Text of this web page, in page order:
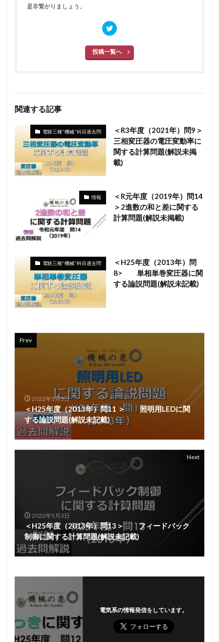
是非繋がりましょう。
投稿一覧へ
関連する記事
電験三種"機械"科目過去問
＜R3年度（2021年）問9＞
三相変圧器の電圧変動率に
関する計算問題(解説未掲
載)
情報
＜R元年度（2019年）問14
＞2進数の和と差に関する
計算問題(解説未掲載)
電験三種"機械"科目過去問
＜H25年度（2013年）問
8> 単相単巻変圧器に関
する論説問題(解説未記載)
Prev
2022年5月3日
＜H25年度（2013年）問11 ＞ 照明用LEDに関
する論説問題(解説未記載)
Next
2022年5月3日
＜H25年度（2013年）問13＞ フィードバック
制御に関する計算問題(解説未記載)
電気系の情報発信をしています。